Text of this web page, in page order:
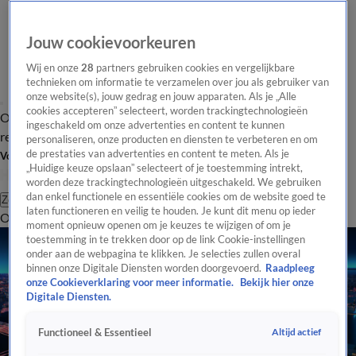
Overzicht Laatste nieuws Regionieuws Het beste van Hart
Tip de
redactie
Volg Hart van Nederland
Zoeken
OverzichtRegioUitzendingenWeerTip de redactiePanelVideo's
Jouw cookievoorkeuren
Wij en onze28 partners gebruiken cookies en vergelijkbare
technieken om informatie te verzamelen over jou als gebruiker van
onze website(s), jouw gedrag en jouw apparaten. Als je „Alle
cookies accepteren” selecteert, worden trackingtechnologieën
ingeschakeld om onze advertenties en content te kunnen
personaliseren, onze producten en diensten te verbeteren en om
de prestaties van advertenties en content te meten. Als je
„Huidige keuze opslaan” selecteert of je toestemming intrekt,
worden deze trackingtechnologieën uitgeschakeld. We gebruiken
dan enkel functionele en essentiële cookies om de website goed te
laten functioneren en veilig te houden. Je kunt dit menu op ieder
moment opnieuw openen om je keuzes te wijzigen of om je
toestemming in te trekken door op de link Cookie-instellingen
onder aan de webpagina te klikken. Je selecties zullen overal
binnen onze Digitale Diensten worden doorgevoerd. Raadpleeg
onze Cookieverklaring voor meer informatie.
Bekijk hier onze
Digitale Diensten.
Functioneel & Essentieel Altijd actief